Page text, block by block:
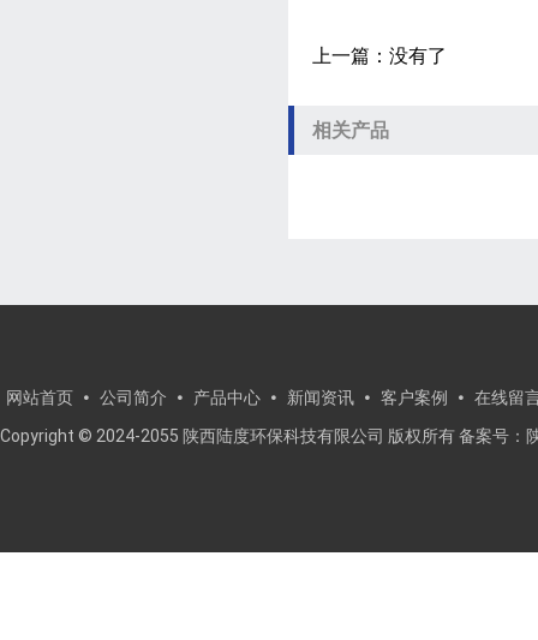
上一篇：没有了
相关产品
网站首页 公司简介 产品中心 新闻资讯 客户案例
在线留
Copyright © 2024-2055 陕西陆度环保科技有限公司 版权所有 备案号：